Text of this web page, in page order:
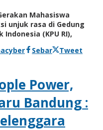
Mahasiswa
unjuk rasa di Gedung
(KPU RI),
Sebar Tweet
Power,
Bandung :